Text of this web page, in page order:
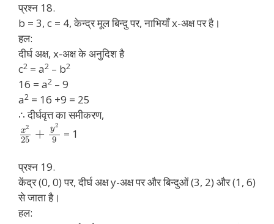
प्रश्न 18.
b = 3, c = 4, केन्द्र मूल बिन्दु पर, नाभियाँ x-अक्ष पर है।
हल:
दीर्घ अक्ष, x-अक्ष के अनुदिश है
c2 = a2 – b2
16 = a2 – 9
a2 = 16 +9 = 25
∴ दीर्घवृत्त का समीकरण,
x2
25 + y2
9 = 1
प्रश्न 19.
केंद्र (0, 0) पर, दीर्घ अक्ष y-अक्ष पर और बिन्दुओं (3, 2) और (1, 6)
से जाता है।
हल: